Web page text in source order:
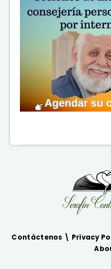
Contàctenos \ Privacy